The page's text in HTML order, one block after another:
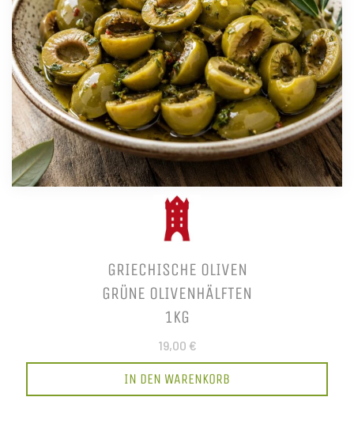
GRIECHISCHE OLIVEN
GRÜNE OLIVENHÄLFTEN
1KG
19,00 €
IN DEN WARENKORB